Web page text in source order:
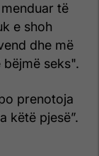
të
e shoh
dhe më
seks".
prenotoja
këtë pjesë”.